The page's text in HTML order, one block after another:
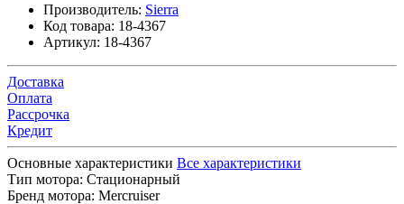
Производитель: Sierra
Код товара: 18-4367
Артикул: 18-4367
Доставка
Оплата
Рассрочка
Кредит
Основные характеристики Все характеристики
Тип мотора: Стационарный
Бренд мотора: Mercruiser